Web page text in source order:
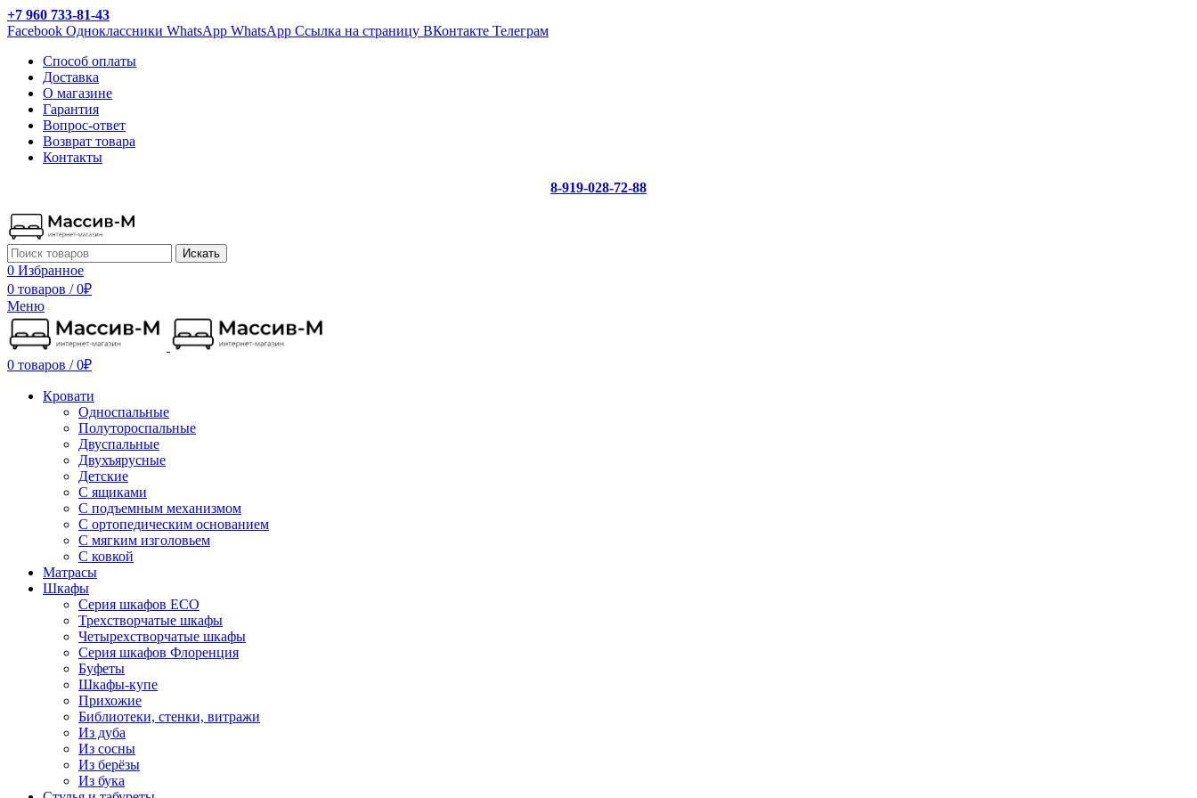
+7 960 733-81-43
Facebook Одноклассники WhatsApp WhatsApp Ссылка на страницу ВКонтакте Телеграм
Способ оплаты
Доставка
О магазине
Гарантия
Вопрос-ответ
Возврат товара
Контакты
8-919-028-72-88
Искать
0 Избранное
0 товаров / 0₽
Меню
0 товаров / 0₽
Кровати
Односпальные
Полутороспальные
Двуспальные
Двухъярусные
Детские
С ящиками
С подъемным механизмом
С ортопедическим основанием
С мягким изголовьем
С ковкой
Матрасы
Шкафы
Серия шкафов ECO
Трехстворчатые шкафы
Четырехстворчатые шкафы
Серия шкафов Флоренция
Буфеты
Шкафы-купе
Прихожие
Библиотеки, стенки, витражи
Из дуба
Из сосны
Из берёзы
Из бука